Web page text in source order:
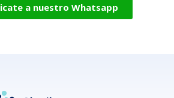
a nuestro Whatsapp